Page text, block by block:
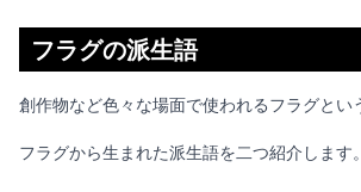
フラグの派生語
創作物など色々な場面で使われるフラグとい
フラグから生まれた派生語を二つ紹介します。